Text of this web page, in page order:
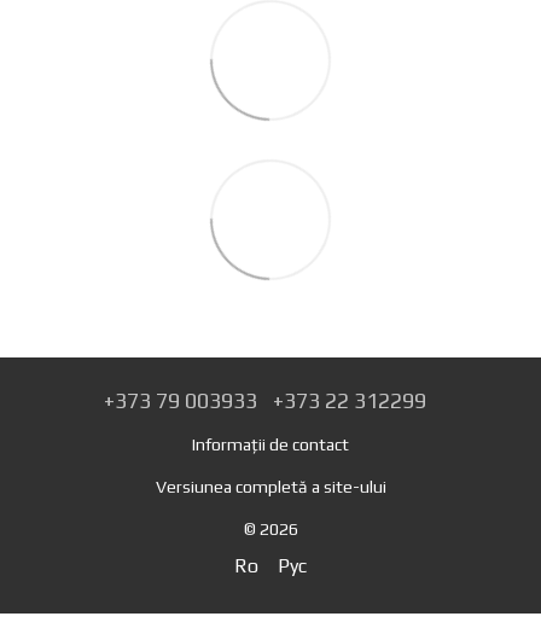
+373 79 003933 +373 22 312299
Informații de contact
Versiunea completă a site-ului
© 2026
Ro Рус